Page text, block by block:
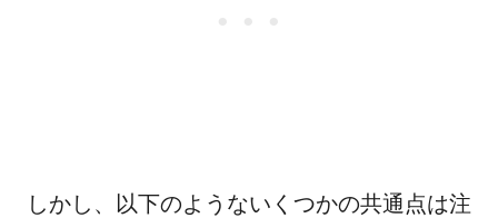
しかし、以下のようないくつかの共通点は注